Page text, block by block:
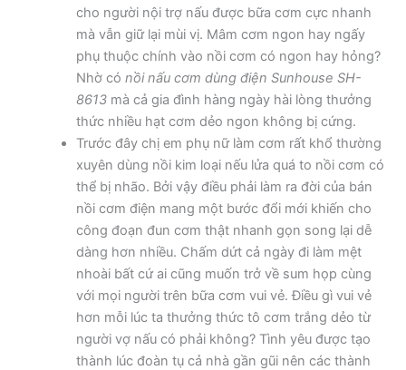
cho người nội trợ nấu được bữa cơm cực nhanh
mà vẫn giữ lại mùi vị. Mâm cơm ngon hay ngấy
phụ thuộc chính vào nồi cơm có ngon hay hỏng?
Nhờ có nồi nấu cơm dùng điện Sunhouse SH-
8613mà cả gia đình hàng ngày hài lòng thưởng
thức nhiều hạt cơm dẻo ngon không bị cứng.
Trước đây chị em phụ nữ làm cơm rất khổ thường
xuyên dùng nồi kim loại nếu lửa quá to nồi cơm có
thể bị nhão. Bởi vậy điều phải làm ra đời của bán
nồi cơm điện mang một bước đổi mới khiến cho
công đoạn đun cơm thật nhanh gọn song lại dễ
dàng hơn nhiều. Chấm dứt cả ngày đi làm mệt
nhoài bất cứ ai cũng muốn trở về sum họp cùng
với mọi người trên bữa cơm vui vẻ. Điều gì vui vẻ
hơn mỗi lúc ta thưởng thức tô cơm trắng dẻo từ
người vợ nấu có phải không? Tình yêu được tạo
thành lúc đoàn tụ cả nhà gần gũi nên các thành